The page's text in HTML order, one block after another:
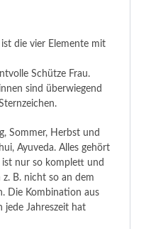
die vier Elemente mit
Schütze Frau.
sind überwiegend
Sommer, Herbst und
Ayuveda. Alles gehört
ist nur so komplett und
B. nicht so an dem
Die Kombination aus
jede Jahreszeit hat